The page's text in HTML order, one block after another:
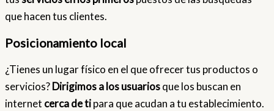
que hacen tus clientes.
Posicionamiento local
¿Tienes un lugar físico en el que ofrecer tus productos o
servicios?Dirigimos a los usuariosque los buscan en
internet cerca de tipara que acudan a tu establecimiento.